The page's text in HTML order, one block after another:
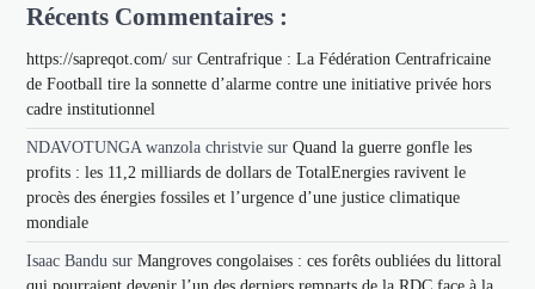
Récents Commentaires :
https://sapreqot.com/ surCentrafrique : La Fédération Centrafricaine
de Football tire la sonnette d’alarme contre une initiative privée hors
cadre institutionnel
NDAVOTUNGA wanzola christvie surQuand la guerre gonfle les
profits : les 11,2 milliards de dollars de TotalEnergies ravivent le
procès des énergies fossiles et l’urgence d’une justice climatique
mondiale
Isaac Bandu surMangroves congolaises : ces forêts oubliées du littoral